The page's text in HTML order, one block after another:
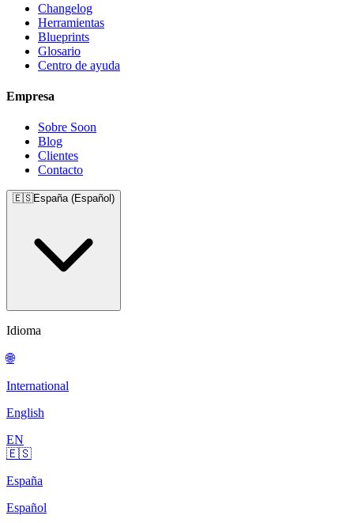
Changelog
Herramientas
Blueprints
Glosario
Centro de ayuda
Empresa
Sobre Soon
Blog
Clientes
Contacto
🇪🇸España (Español)
Idioma
🌐
International
English
EN
🇪🇸
España
Español